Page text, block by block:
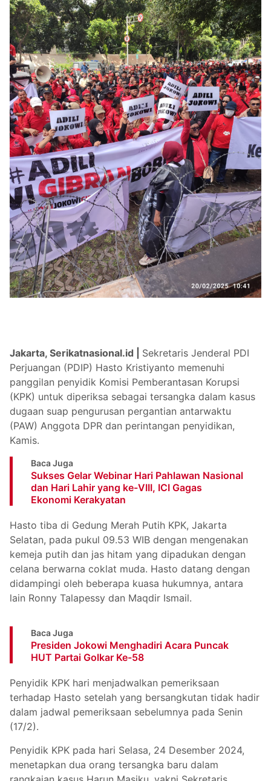
Jakarta, Serikatnasional.id | Sekretaris Jenderal PDI
Perjuangan (PDIP) Hasto Kristiyanto memenuhi
panggilan penyidik Komisi Pemberantasan Korupsi
(KPK) untuk diperiksa sebagai tersangka dalam kasus
dugaan suap pengurusan pergantian antarwaktu
(PAW) Anggota DPR dan perintangan penyidikan,
Kamis.
Baca Juga
Sukses Gelar Webinar Hari Pahlawan Nasional
dan Hari Lahir yang ke-VIII, ICI Gagas
Ekonomi Kerakyatan
Hasto tiba di Gedung Merah Putih KPK, Jakarta
Selatan, pada pukul 09.53 WIB dengan mengenakan
kemeja putih dan jas hitam yang dipadukan dengan
celana berwarna coklat muda. Hasto datang dengan
didampingi oleh beberapa kuasa hukumnya, antara
lain Ronny Talapessy dan Maqdir Ismail.
Baca Juga
Presiden Jokowi Menghadiri Acara Puncak
HUT Partai Golkar Ke-58
Penyidik KPK hari menjadwalkan pemeriksaan
terhadap Hasto setelah yang bersangkutan tidak hadir
dalam jadwal pemeriksaan sebelumnya pada Senin
(17/2).
Penyidik KPK pada hari Selasa, 24 Desember 2024,
menetapkan dua orang tersangka baru dalam